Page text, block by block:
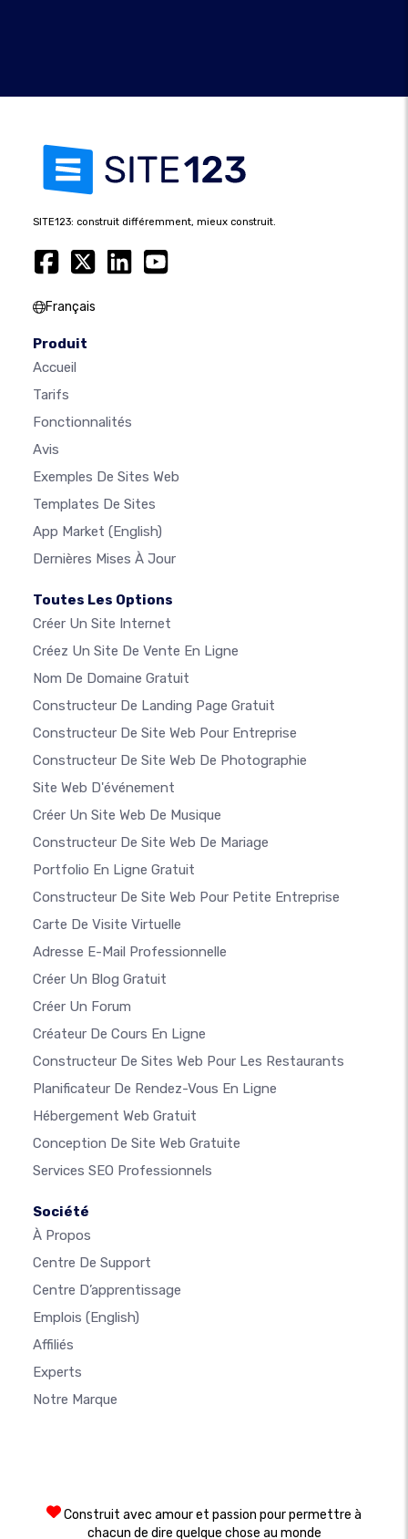
SITE123: construit différemment, mieux construit.
Français
Produit
Accueil
Tarifs
Fonctionnalités
Avis
Exemples De Sites Web
Templates De Sites
App Market (English)
Dernières Mises À Jour
Toutes Les Options
Créer Un Site Internet
Créez Un Site De Vente En Ligne
Nom De Domaine Gratuit
Constructeur De Landing Page Gratuit
Constructeur De Site Web Pour Entreprise
Constructeur De Site Web De Photographie
Site Web D'événement
Créer Un Site Web De Musique
Constructeur De Site Web De Mariage
Portfolio En Ligne Gratuit
Constructeur De Site Web Pour Petite Entreprise
Carte De Visite Virtuelle
Adresse E-Mail Professionnelle
Créer Un Blog Gratuit
Créer Un Forum
Créateur De Cours En Ligne
Constructeur De Sites Web Pour Les Restaurants
Planificateur De Rendez-Vous En Ligne
Hébergement Web Gratuit
Conception De Site Web Gratuite
Services SEO Professionnels
Société
À Propos
Centre De Support
Centre D’apprentissage
Emplois (English)
Affiliés
Experts
Notre Marque
Construit avec amour et passion pour permettre à
chacun de dire quelque chose au monde